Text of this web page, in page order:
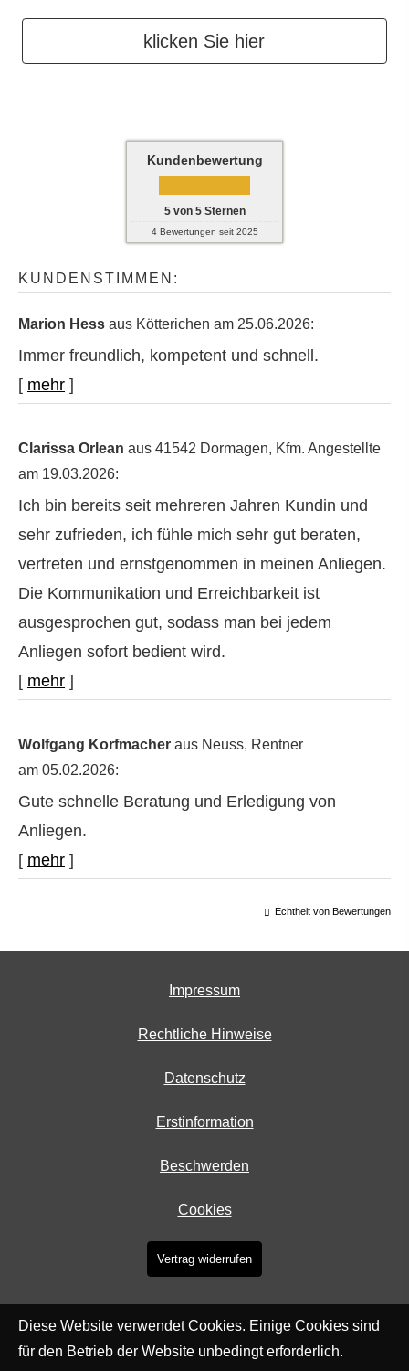
klicken Sie hier
Kundenbewertung
5von 5Sternen
4Bewertungen seit 2025
KUNDENSTIMMEN:
Marion Hess aus Kötterichen am 25.06.2026:
Immer freundlich, kompetent und schnell.
[ mehr ]
Clarissa Orlean aus 41542 Dormagen, Kfm. Angestellte
am 19.03.2026:
Ich bin bereits seit mehreren Jahren Kundin und
sehr zufrieden, ich fühle mich sehr gut beraten,
vertreten und ernstgenommen in meinen Anliegen.
Die Kommunikation und Erreichbarkeit ist
ausgesprochen gut, sodass man bei jedem
Anliegen sofort bedient wird.
[ mehr ]
Wolfgang Korfmacher aus Neuss, Rentner
am 05.02.2026:
Gute schnelle Beratung und Erledigung von
Anliegen.
[ mehr ]
Echtheit von Bewertungen
Impressum
Rechtliche Hinweise
Datenschutz
Erstinformation
Beschwerden
Cookies
Vertrag widerrufen
Diese Website verwendet Cookies. Einige Cookies sind
für den Betrieb der Website unbedingt erforderlich.